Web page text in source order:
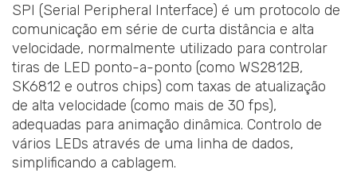
SPI (Serial Peripheral Interface) é um protocolo de
comunicação em série de curta distância e alta
velocidade, normalmente utilizado para controlar
tiras de LED ponto-a-ponto (como WS2812B,
SK6812 e outros chips) com taxas de atualização
de alta velocidade (como mais de 30 fps),
adequadas para animação dinâmica. Controlo de
vários LEDs através de uma linha de dados,
simplificando a cablagem.